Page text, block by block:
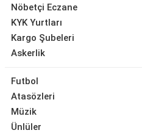
Nöbetçi Eczane
KYK Yurtları
Kargo Şubeleri
Askerlik
Futbol
Atasözleri
Müzik
Ünlüler